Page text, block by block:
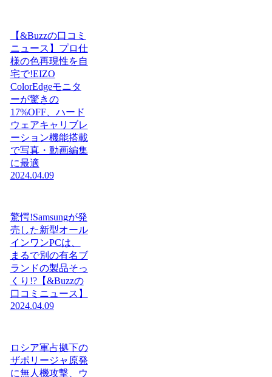
【&Buzzの口コミ
ニュース】プロ仕
様の色再現性を自
宅で!EIZO
ColorEdgeモニタ
ーが驚きの
17%OFF、ハード
ウェアキャリブレ
ーション機能搭載
で写真・動画編集
に最適
2024.04.09
驚愕!Samsungが発
売した新型オール
インワンPCは、
まるで別の有名ブ
ランドの製品そっ
くり!?【&Buzzの
口コミニュース】
2024.04.09
ロシア軍占拠下の
ザポリージャ原発
に無人機攻撃、ウ